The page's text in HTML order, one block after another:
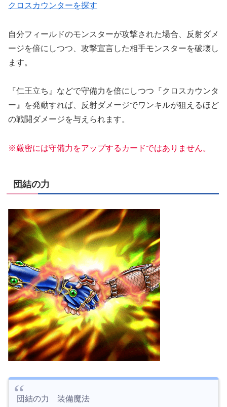
クロスカウンターを探す
自分フィールドのモンスターが攻撃された場合、反射ダメ
ージを倍にしつつ、攻撃宣言した相手モンスターを破壊し
ます。
『仁王立ち』などで守備力を倍にしつつ『クロスカウンタ
ー』を発動すれば、反射ダメージでワンキルが狙えるほど
の戦闘ダメージを与えられます。
※厳密には守備力をアップするカードではありません。
団結の力
団結の力 装備魔法